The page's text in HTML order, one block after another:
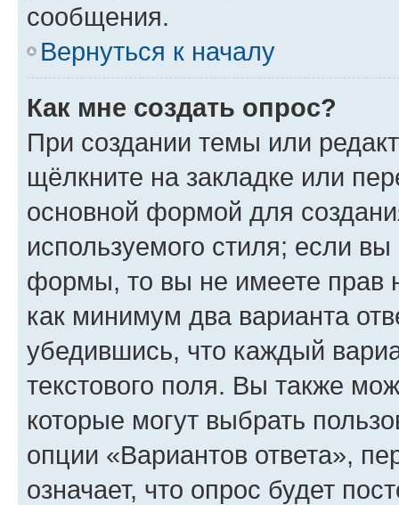
сообщения.
Вернуться к началу
Как мне создать опрос?
При создании темы или
щёлкните на закладке или
основной формой для
используемого стиля; если
формы, то вы не имеете прав
как минимум два варианта
убедившись, что каждый
текстового поля. Вы также
которые могут выбрать
опции «Вариантов ответа»,
означает, что опрос будет